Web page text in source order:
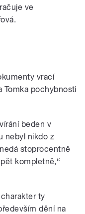
ve
vrací
Tomka pochybnosti
beden v
nebyl nikdo z
stoprocentně
kompletně,“
ty
dění na